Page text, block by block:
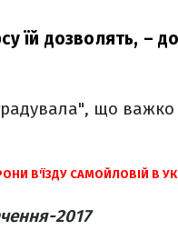
їй дозволять, –
що
В'ЇЗДУ САМОЙЛОВІЙ В
2017